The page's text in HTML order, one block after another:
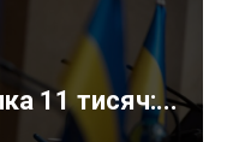
11 тисяч:...